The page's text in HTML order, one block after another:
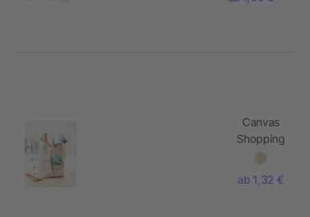
(220 g/m2)
Canvas
Shopping
Tasche
ab 1,32 €